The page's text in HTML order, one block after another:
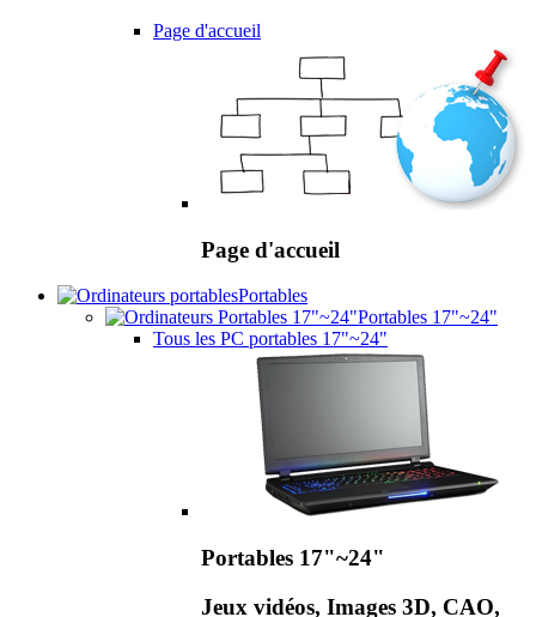
Page d'accueil
Page d'accueil
Portables
Portables 17"~24"
Tous les PC portables 17"~24"
Portables 17"~24"
Jeux vidéos, Images 3D, CAO,